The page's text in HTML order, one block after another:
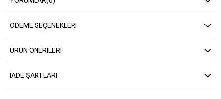
ÖDEME SEÇENEKLERI
ÜRÜN ÖNERILERI
İADE ŞARTLARI